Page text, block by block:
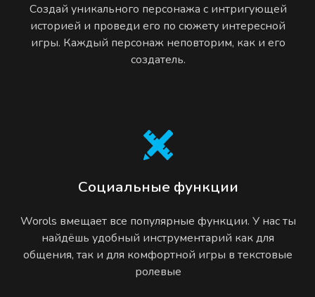
Создай уникального персонажа с интригующей
историей и проведи его по сюжету интересной
игры. Каждый персонаж неповторим, как и его
создатель.
Социальные функции
Worols вмещает все популярные функции. У нас ты
найдёшь удобный инструментарий как для
общения, так и для комфортной игры в текстовые
ролевые